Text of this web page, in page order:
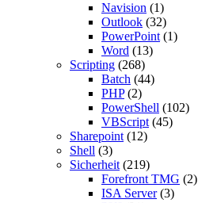
Navision (1)
Outlook (32)
PowerPoint (1)
Word (13)
Scripting (268)
Batch (44)
PHP(2)
PowerShell (102)
VBScript (45)
Sharepoint (12)
Shell (3)
Sicherheit (219)
Forefront TMG (2)
ISA Server(3)